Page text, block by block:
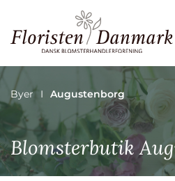
Byer Augustenborg
Blomsterbutik